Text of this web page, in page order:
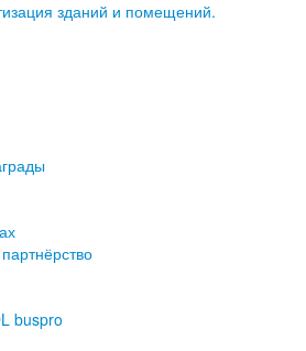
зданий и помещений.
buspro